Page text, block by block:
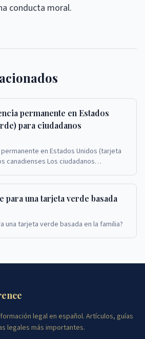
conducta moral.
permanente en Estados
para ciudadanos
en Estados Unidos (tarjeta
canadienses Los ciudadanos
para una tarjeta verde basada
una tarjeta verde basada en la familia?
legal en español. Artículos, guías
legales más importantes.